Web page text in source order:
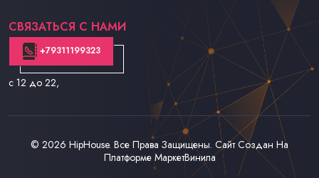
СВЯЗАТЬСЯ С НАМИ
+79311199323
с 12 до 22,
© 2026 HipHouse. Все Права Защищены. Сайт Создан На
Платформе МаркетВинила